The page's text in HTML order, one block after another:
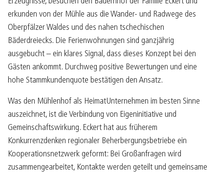
erkunden von der Mühle aus die Wander- und Radwege des
Oberpfälzer Waldes und des nahen tschechischen
Bäderdreiecks. Die Ferienwohnungen sind ganzjährig
ausgebucht – ein klares Signal, dass dieses Konzept bei den
Gästen ankommt. Durchweg positive Bewertungen und eine
hohe Stammkundenquote bestätigen den Ansatz.
Was den Mühlenhof als HeimatUnternehmen im besten Sinne
auszeichnet, ist die Verbindung von Eigeninitiative und
Gemeinschaftswirkung. Eckert hat aus früherem
Konkurrenzdenken regionaler Beherbergungsbetriebe ein
Kooperationsnetzwerk geformt: Bei Großanfragen wird
zusammengearbeitet, Kontakte werden geteilt und gemeinsame